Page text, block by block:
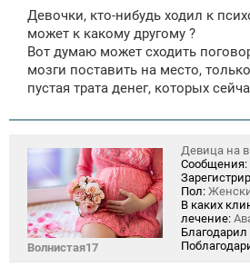
б
щ
н
и
Девочки, кто-нибудь ходил к
может к какому другому ?
Вот думаю может сходить
мозги поставить на место,
пустая трата денег, которых
Волнистая17
Девица на
Сообщения:
Пол:
В каких
лечение:
Благодарил